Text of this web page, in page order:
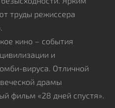
труды режиссера
кино – события
и
вируса. Отличной
драмы
фильм «28 дней спустя».